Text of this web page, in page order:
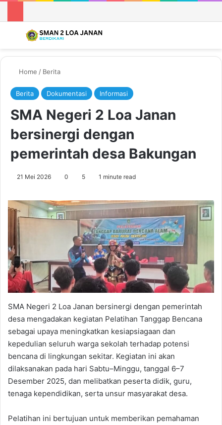
Menu
Home / Berita
Berita Dokumentasi Informasi
SMA Negeri 2 Loa Janan
bersinergi dengan
pemerintah desa Bakungan
21 Mei 2026 0 5 1 minute read
SMA Negeri 2 Loa Janan bersinergi dengan pemerintah
desa mengadakan kegiatan Pelatihan Tanggap Bencana
sebagai upaya meningkatkan kesiapsiagaan dan
kepedulian seluruh warga sekolah terhadap potensi
bencana di lingkungan sekitar. Kegiatan ini akan
dilaksanakan pada hari Sabtu–Minggu, tanggal 6–7
Desember 2025, dan melibatkan peserta didik, guru,
tenaga kependidikan, serta unsur masyarakat desa.
Pelatihan ini bertujuan untuk memberikan pemahaman